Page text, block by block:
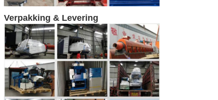
Verpakking & Levering